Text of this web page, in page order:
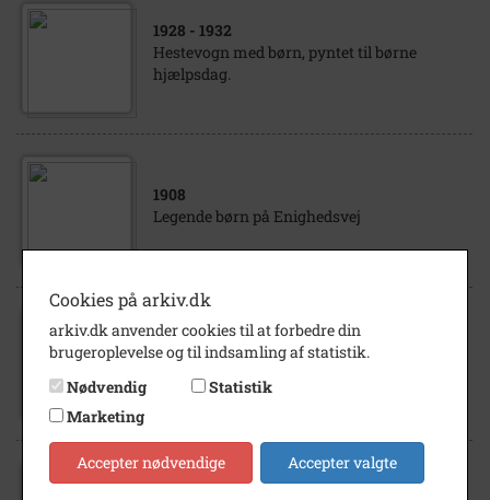
1928 - 1932
Hestevogn med børn, pyntet til børne
hjælpsdag.
1908
Legende børn på Enighedsvej
1880- 1910
Cookies på arkiv.dk
arkiv.dk anvender cookies til at forbedre din
brugeroplevelse og til indsamling af statistik.
Nødvendig
Statistik
Marketing
Accepter nødvendige Accepter valgte